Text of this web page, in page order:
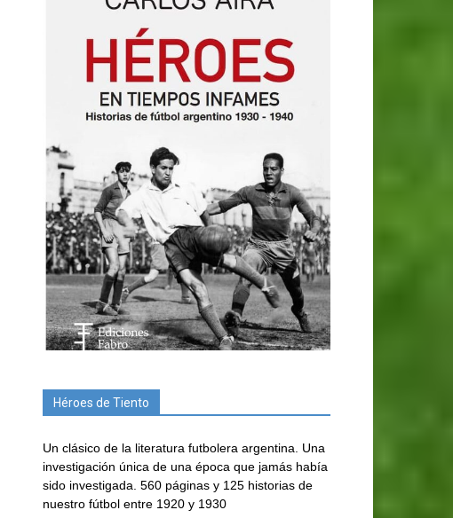
Héroes de Tiento
Un clásico de la literatura futbolera argentina. Una
investigación única de una época que jamás había
sido investigada. 560 páginas y 125 historias de
nuestro fútbol entre 1920 y 1930